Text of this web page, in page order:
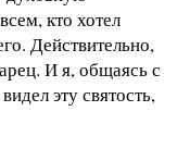
кто хотел
Действительно,
И я, общаясь с
эту святость,